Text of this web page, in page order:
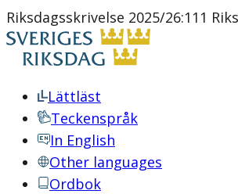
Riksdagsskrivelse 2025/26:111
Lättläst
Teckenspråk
In English
Other languages
Ordbok